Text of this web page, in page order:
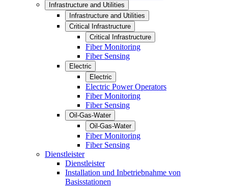
Infrastructure and Utilities
Infrastructure and Utilities
Critical Infrastructure
Critical Infrastructure
Fiber Monitoring
Fiber Sensing
Electric
Electric
Electric Power Operators
Fiber Monitoring
Fiber Sensing
Oil-Gas-Water
Oil-Gas-Water
Fiber Monitoring
Fiber Sensing
Dienstleister
Dienstleister
Installation und Inbetriebnahme von
Basisstationen